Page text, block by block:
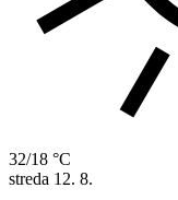
32/18 °C
streda 12. 8.